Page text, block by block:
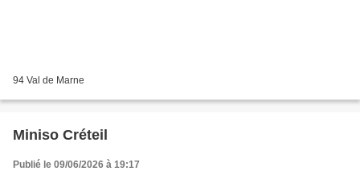
94 Val de Marne
Miniso Créteil
Publié le 09/06/2026 à 19:17